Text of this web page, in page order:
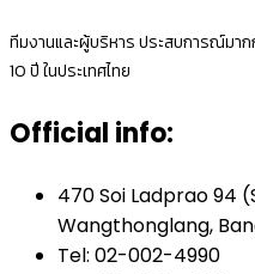
ทีมงานและผู้บริหาร ประสบการณ์มา
10 ปี ในประเทศไทย
Official info:
470 Soi Ladprao 94
Wangthonglang,
Tel: 02-002-4990